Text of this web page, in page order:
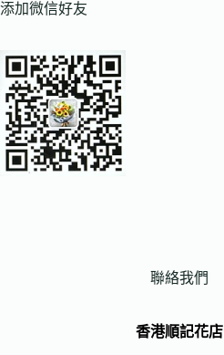
添加微信好友
聯絡我們
香港順記花店